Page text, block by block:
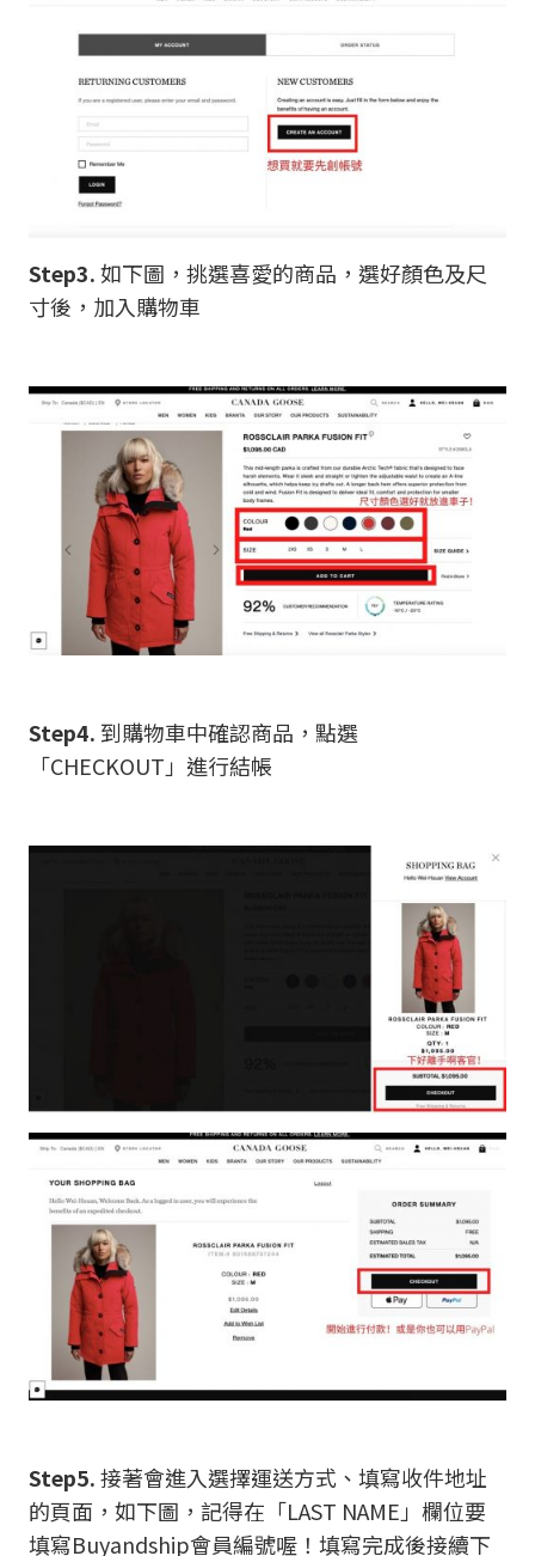
Step3.如下圖，挑選喜愛的商品，選好顏色及尺
寸後，加入購物車
Step4. 到購物車中確認商品，點選
「CHECKOUT」進行結帳
Step5.接著會進入選擇運送方式、填寫收件地址
的頁面，如下圖，記得在「LAST NAME」欄位要
填寫Buyandship會員編號喔！填寫完成後接續下